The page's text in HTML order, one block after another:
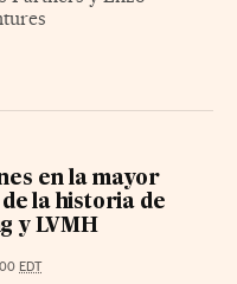
en la mayor
la historia de
y LVMH
EDT